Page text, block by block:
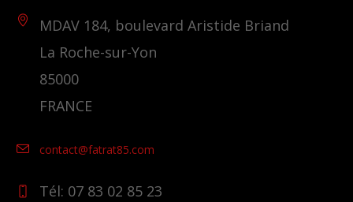
MDAV 184, boulevard Aristide Briand
La Roche-sur-Yon
85000
FRANCE
contact@fatrat85.com
Tél: 07 83 02 85 23